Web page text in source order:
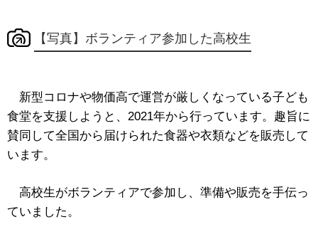
【写真】ボランティア参加した高校生
新型コロナや物価高で運営が厳しくなっている子ども
食堂を支援しようと、2021年から行っています。趣旨に
賛同して全国から届けられた食器や衣類などを販売して
います。
高校生がボランティアで参加し、準備や販売を手伝っ
ていました。